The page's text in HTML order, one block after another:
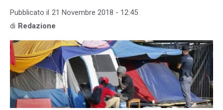
Pubblicato il 21 Novembre 2018 - 12:45
di Redazione